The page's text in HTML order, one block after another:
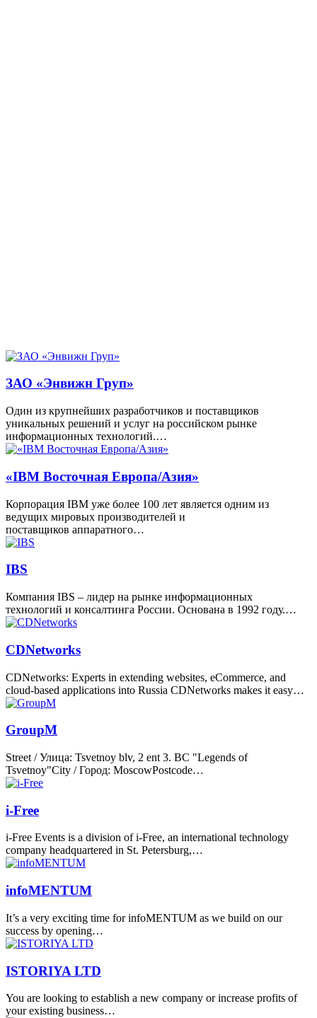
ЗАО «Энвижн Груп»
Один из крупнейших разработчиков и поставщиков
уникальных решений и услуг на российском рынке
информационных технологий.…
«IBM Восточная Европа/Азия»
Корпорация IBM уже более 100 лет является одним из
ведущих мировых производителей и
поставщиков аппаратного…
IBS
Компания IBS – лидер на рынке информационных
технологий и консалтинга России. Основана в 1992 году.…
CDNetworks
CDNetworks: Experts in extending websites, eCommerce, and
cloud-based applications into Russia CDNetworks makes it easy…
GroupM
Street / Улица: Tsvetnoy blv, 2 ent 3. BC "Legends of
Tsvetnoy"City / Город: MoscowPostcode…
i-Free
i-Free Events is a division of i-Free, an international technology
company headquartered in St. Petersburg,…
infoMENTUM
It’s a very exciting time for infoMENTUM as we build on our
success by opening…
ISTORIYA LTD
You are looking to establish a new company or increase profits of
your existing business…